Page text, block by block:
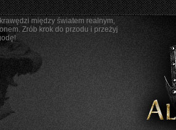
między światem realnym,
Zrób krok do przodu i przeżyj